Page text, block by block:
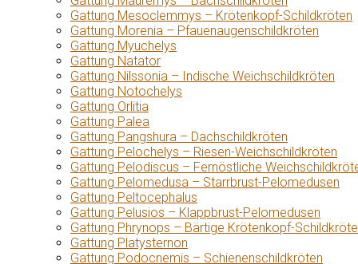
Gattung Mesoclemmys – Krötenkopf-Schildkröten
Gattung Morenia – Pfauenaugenschildkröten
Gattung Myuchelys
Gattung Natator
Gattung Nilssonia – Indische Weichschildkröten
Gattung Notochelys
Gattung Orlitia
Gattung Palea
Gattung Pangshura – Dachschildkröten
Gattung Pelochelys – Riesen-Weichschildkröten
Gattung Pelodiscus – Fernöstliche
Gattung Pelomedusa – Starrbrust-Pelomedusen
Gattung Peltocephalus
Gattung Pelusios – Klappbrust-Pelomedusen
Gattung Phrynops – Bärtige Krötenkopf-
Gattung Platysternon
Gattung Podocnemis – Schienenschildkröten